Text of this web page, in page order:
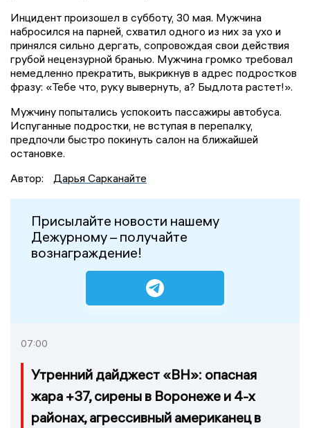
Инцидент произошел в субботу, 30 мая. Мужчина
набросился на парней, схватил одного из них за ухо и
принялся сильно дергать, сопровождая свои действия
грубой нецензурной бранью. Мужчина громко требовал
немедленно прекратить, выкрикнув в адрес подростков
фразу: «Тебе что, руку вывернуть, а? Быдлота растет!».
Мужчину попытались успокоить пассажиры автобуса.
Испуганные подростки, не вступая в перепалку,
предпочли быстро покинуть салон на ближайшей
остановке.
Автор:
Дарья Сарканайте
Присылайте новости нашему
Дежурному – получайте
вознаграждение!
07:00
Утренний дайджест «ВН»: опасная
жара +37, сирены в Воронеже и 4-х
районах, агрессивный американец в